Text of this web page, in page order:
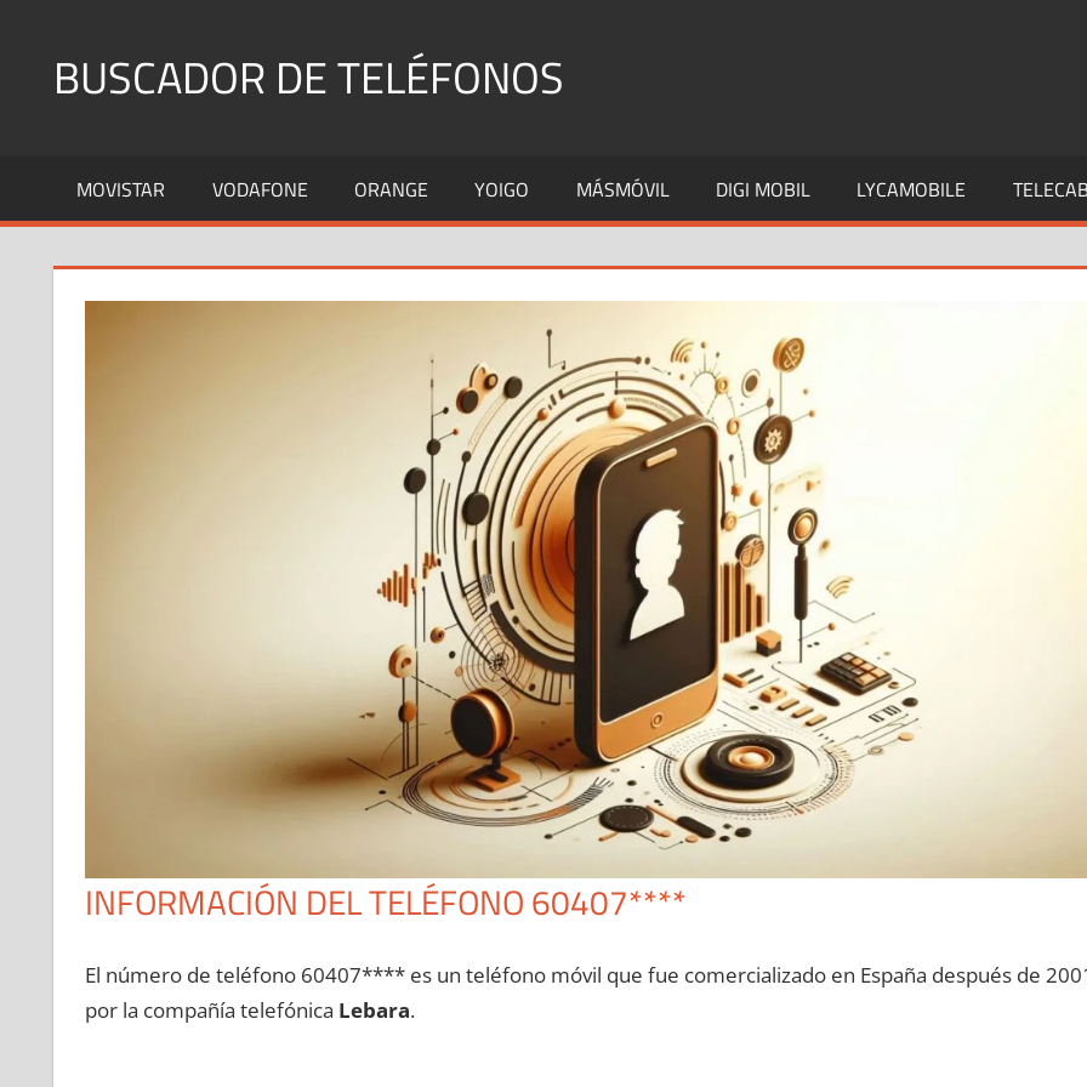
contenidoBUSCADOR DE TELÉFONOS
Fijos
y
MOVISTAR VODAFONE ORANGE YOIGO MÁSMÓVIL DIGI MOBIL LYCAMOBILE
INFORMACIÓN DEL TELÉFONO 60407****
El número dе teléfono 60407**** es un teléfono móvil quе fue comercializado en España después dе
pοr la compañía telefónica Lebara.